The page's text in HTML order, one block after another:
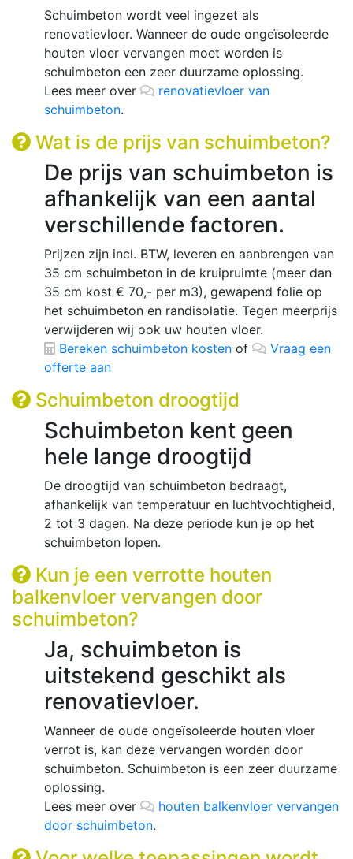
Schuimbeton wordt veel ingezet als
renovatievloer. Wanneer de oude ongeïsoleerde
houten vloer vervangen moet worden is
schuimbeton een zeer duurzame oplossing.
Lees meer over
renovatievloer van
schuimbeton.
Wat is de prijs van schuimbeton?
De prijs van schuimbeton is
afhankelijk van een aantal
verschillende factoren.
Prijzen zijn incl. BTW, leveren en aanbrengen van
35 cm schuimbeton in de kruipruimte (meer dan
35 cm kost € 70,- per m3), gewapend folie op
het schuimbeton en randisolatie. Tegen meerprijs
verwijderen wij ook uw houten vloer.
Bereken schuimbeton kosten of
Vraag een
offerte aan
Schuimbeton droogtijd
Schuimbeton kent geen
hele lange droogtijd
De droogtijd van schuimbeton bedraagt,
afhankelijk van temperatuur en luchtvochtigheid,
2 tot 3 dagen. Na deze periode kun je op het
schuimbeton lopen.
Kun je een verrotte houten
balkenvloer vervangen door
schuimbeton?
Ja, schuimbeton is
uitstekend geschikt als
renovatievloer.
Wanneer de oude ongeïsoleerde houten vloer
verrot is, kan deze vervangen worden door
schuimbeton. Schuimbeton is een zeer duurzame
oplossing.
Lees meer over
houten balkenvloer vervangen
door schuimbeton.